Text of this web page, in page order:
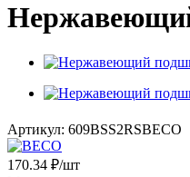
Артикул: 609BSS2RSBECO
170.34 ₽/шт